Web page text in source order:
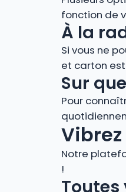
fonction de
À la
Si vous ne
et carton
Sur
Pour
Notre
!